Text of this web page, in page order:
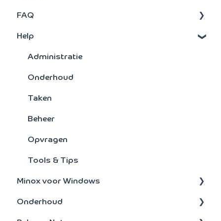
Activa
Signaleringsoverzichten
Verkoopstatistieken
Artikelen
Facturering
Kostensoorten/plaatsen
Crediteuren
FAQ
FAQ's : Scan en Herken
Scan en Herken
Jaarovergang
Bankmutaties
Bankenkoppeling
Overig
Toegang
Boeken
Rapportage
Help
Administratie
Onderhoud
Taken
Beheer
Opvragen
Tools & Tips
Minox voor Windows
update-installatie
Onderhoud